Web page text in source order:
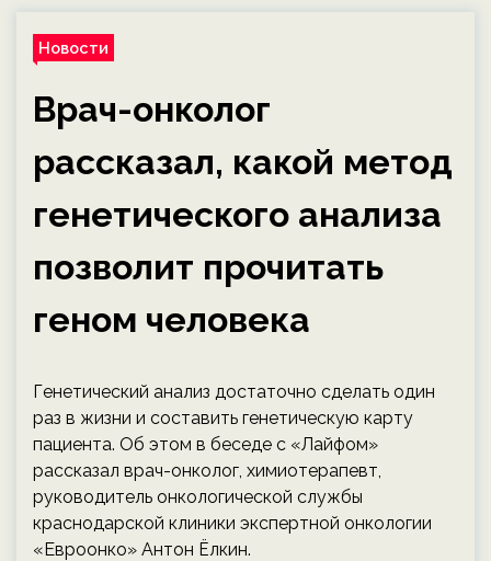
Новости
Врач-онколог
рассказал, какой метод
генетического анализа
позволит прочитать
геном человека
Генетический анализ достаточно сделать один
раз в жизни и составить генетическую карту
пациента. Об этом в беседе с «Лайфом»
рассказал врач-онколог, химиотерапевт,
руководитель онкологической службы
краснодарской клиники экспертной онкологии
«Евроонко» Антон Ёлкин.